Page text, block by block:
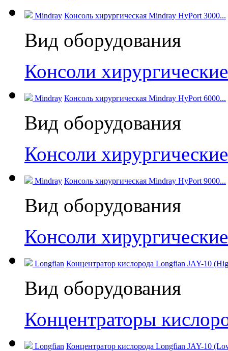
Mindray Консоль хирургическая Mindray HyPort 3000...
Вид оборудования
Консоли хирургические
Mindray Консоль хирургическая Mindray HyPort 6000...
Вид оборудования
Консоли хирургические
Mindray Консоль хирургическая Mindray HyPort 9000...
Вид оборудования
Консоли хирургические
Longfian Концентратор кислорода Longfian JAY-10
Вид оборудования
Концентраторы
Longfian Концентратор кислорода Longfian JAY-10